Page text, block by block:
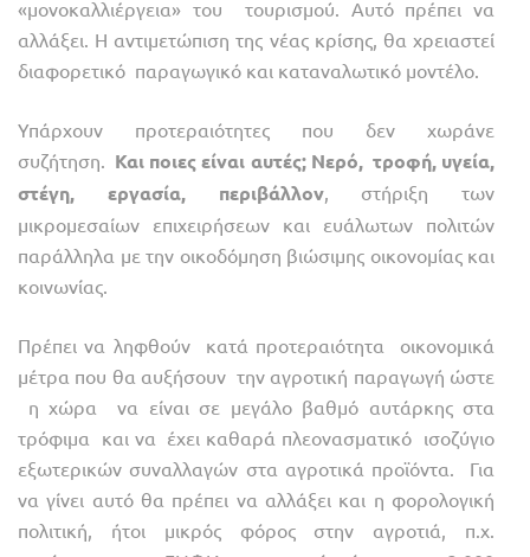
«μονοκαλλιέργεια» του τουρισμού. Αυτό πρέπει να
αλλάξει. Η αντιμετώπιση της νέας κρίσης, θα χρειαστεί
διαφορετικό παραγωγικό και καταναλωτικό μοντέλο.
Υπάρχουν προτεραιότητες που δεν χωράνε
συζήτηση. Και ποιες είναι αυτές; Νερό, τροφή, υγεία,
στέγη, εργασία, περιβάλλον, στήριξη των
μικρομεσαίων επιχειρήσεων και ευάλωτων πολιτών
παράλληλα με την οικοδόμηση βιώσιμης οικονομίας και
κοινωνίας.
Πρέπει να ληφθούν κατά προτεραιότητα οικονομικά
μέτρα που θα αυξήσουν την αγροτική παραγωγή ώστε
η χώρα να είναι σε μεγάλο βαθμό αυτάρκης στα
τρόφιμα και να έχει καθαρά πλεονασματικό ισοζύγιο
εξωτερικών συναλλαγών στα αγροτικά προϊόντα. Για
να γίνει αυτό θα πρέπει να αλλάξει και η φορολογική
πολιτική, ήτοι μικρός φόρος στην αγροτιά, π.χ.